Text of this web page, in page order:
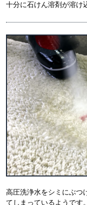
十分に石けん溶剤が溶
高圧洗浄水をシミにぶつ
てしまっているようです。